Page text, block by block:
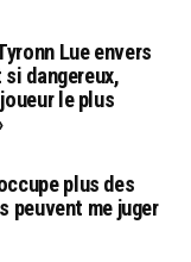
Lue envers
si dangereux,
le plus
plus des
peuvent me juger